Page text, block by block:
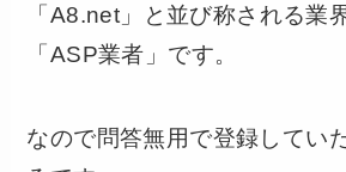
「A8.net」と並び称される業
「ASP業者」です。
なので問答無用で登録してい